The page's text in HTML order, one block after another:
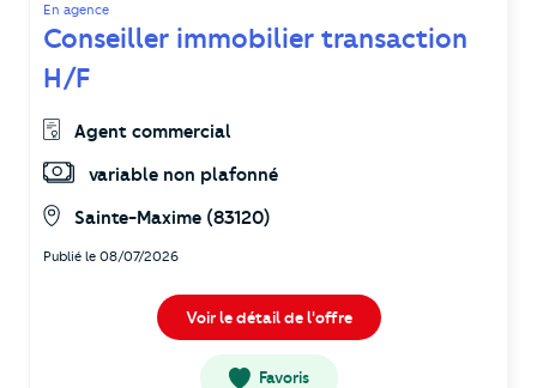
En agence
Conseiller immobilier transaction
H/F
Agent commercial
variable non plafonné
Sainte-Maxime (83120)
Publié le 08/07/2026
Voir le détail de l'offre
Favoris